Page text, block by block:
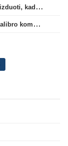
M. Capanas: „Prieš pusmetį negalėjau net įsivaizduoti, kad žaisime prieš „Hajduk“
A. Skerla prieš dvikovą su „Hajduk“: „Tai kito kalibro komanda“